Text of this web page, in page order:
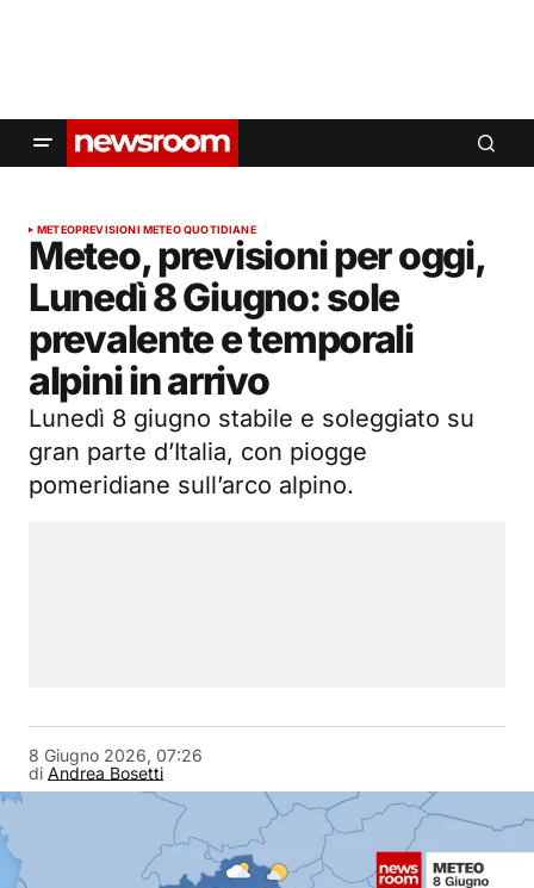
METEOPREVISIONI METEO QUOTIDIANE
Meteo, previsioni per oggi,
Lunedì 8 Giugno: sole
prevalente e temporali
alpini in arrivo
Lunedì 8 giugno stabile e soleggiato su
gran parte d’Italia, con piogge
pomeridiane sull’arco alpino.
di Andrea Bosetti
8 Giugno 2026, 07:26